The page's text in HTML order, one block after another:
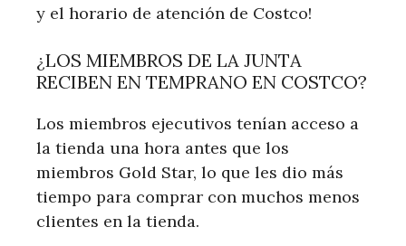
y el horario de atención de Costco!
¿LOS MIEMBROS DE LA JUNTA
RECIBEN EN TEMPRANO EN COSTCO?
Los miembros ejecutivos tenían acceso a
la tienda una hora antes que los
miembros Gold Star, lo que les dio más
tiempo para comprar con muchos menos
clientes en la tienda.